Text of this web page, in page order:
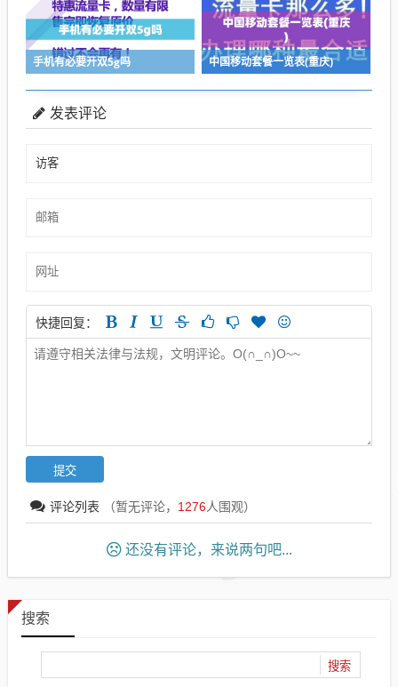
手机有必要开双5g吗 中国移动套餐一览表(重庆)
发表评论
快捷回复：
评论列表 （暂无评论， 1276人围观）
还没有评论，来说两句吧...
搜索